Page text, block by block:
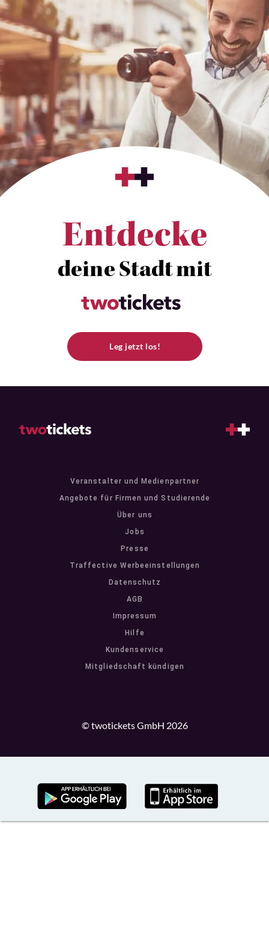
Entdecke
deine Stadt mit
Leg jetzt los!
Veranstalter und Medienpartner
Angebote für Firmen und Studierende
Über uns
Jobs
Presse
Traffective Werbeeinstellungen
Datenschutz
AGB
Impressum
Hilfe
Kundenservice
Mitgliedschaft kündigen
© twotickets GmbH 2026